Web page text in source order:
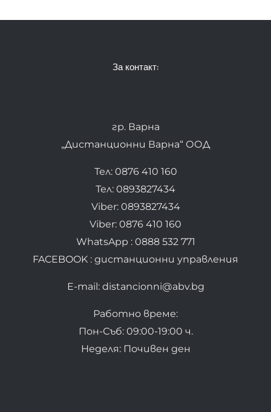
За контакт:
гр. Варна
„Дистанционни Варна“ ООД
Тел: 0876 410 160
Тел: 0893827434
Viber: 0893827434
Viber: 0876 410 160
WhatsApp : 0888 532 771
FACEBOOK : дистанционни управления
E-mail: distancionni@abv.bg
Работно време:
Пон-Съб: 09:00-19:00 ч.
Неделя: Почивен ден